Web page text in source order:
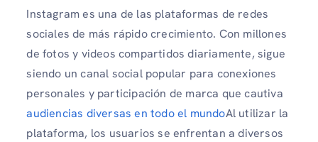
Instagram es una de las plataformas de redes
sociales de más rápido crecimiento. Con millones
de fotos y videos compartidos diariamente, sigue
siendo un canal social popular para conexiones
personales y participación de marca que cautiva
audiencias diversas en todo el mundoAl utilizar la
plataforma, los usuarios se enfrentan a diversos